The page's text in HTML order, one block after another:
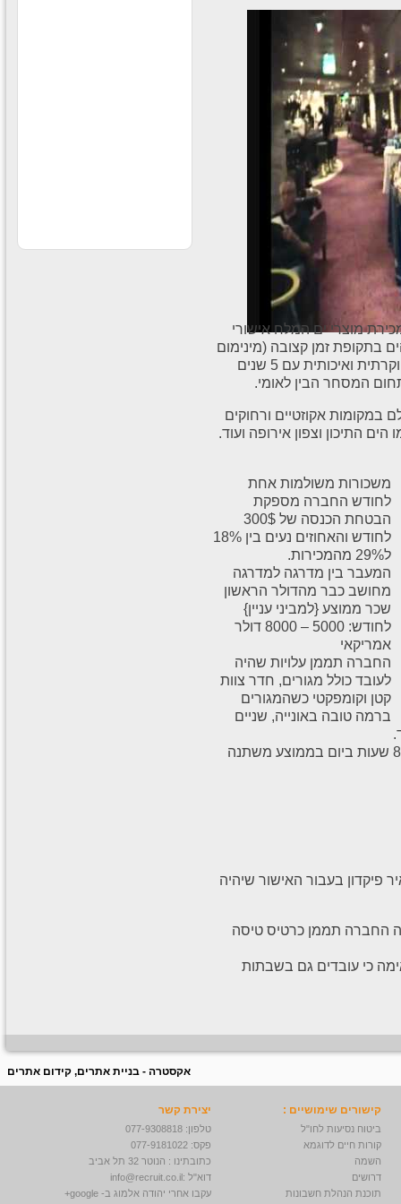
מוצרי ים המלח אישורי
בתקופת זמן קצובה (מינימום
4 חודשי התחייבות) ביעדים שונים בחברת בוטיק יוקרתית ואיכותית עם 5 שנים
במקומות אקוזטיים ורחוקים
התיכון וצפון אירופה ועוד.
משכורות משולמות אחת
לחודש החברה מספקת
הבטחת הכנסה של 300$
לחודש והאחוזים נעים בין 18%
ל29% מהמכירות.
המעבר בין מדרגה למדרגה
מחושב כבר מהדולר הראשון
שכר ממוצע {למביני עניין}
לחודש: 5000 – 8000 דולר
אמריקאי
החברה תממן עלויות שהיה
לעובד כולל מגורים, חדר צוות
קטן וקומפקטי כשהמגורים
ברמה טובה באונייה, שניים
עובדים 7 ימים בשבוע במשמרות שנעות בין 6 עד 8 שעות ביום בממוצע משתנה
פיקדון בעבור האישור שיהיה
החברה תממן כרטיס טיסה
כי עובדים גם בשבתות
אקסטרה - בניית אתרים, קידום אתרים
קישורים שימושיים :
ביטוח נסיעות לחו"ל
קורות חיים לדוגמא
השמה
דרושים
תוכנת הנהלת חשבונות
יצירת קשר
טלפון: 077-9308818
פקס: 077-9181022
כתובתינו : הנוטר 32 תל אביב
דוא"ל :info@recruit.co.il
עקבו אחרי יהודה אלמוג ב- google+